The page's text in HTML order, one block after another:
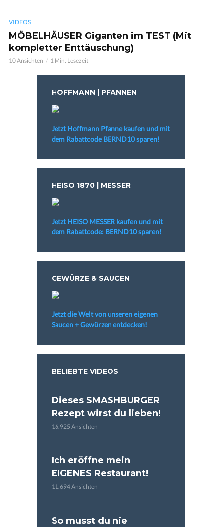
VIDEOS
MÖBELHÄUSER Giganten im TEST (Mit
kompletter Enttäuschung)
10 Ansichten 1 Min. Lesezeit
HOFFMANN | PFANNEN
Jetzt Hoffmann Pfanne kaufen und mit
dem Rabattcode BERND10 sparen!
HEISO 1870 | MESSER
Jetzt HEISO MESSER kaufen und mit
dem Rabattcode: BERND10 sparen!
GEWÜRZE & SAUCEN
Jetzt die Welt von unseren eigenen
Saucen + Gewürzen entdecken!
BELIEBTE VIDEOS
Dieses SMASHBURGER
Rezept wirst du lieben!
16.925 Ansichten
Ich eröffne mein
EIGENES Restaurant!
11.694 Ansichten
So musst du nie